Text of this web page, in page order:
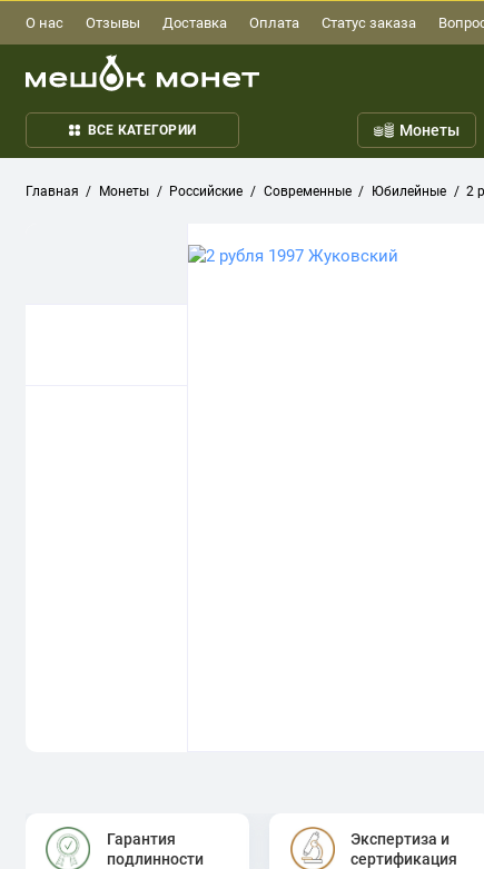
О нас Отзывы Доставка Оплата Статус заказа
ВСЕ КАТЕГОРИИ Монеты
Главная Монеты Российские Современные Юбилейные 2
Гарантия
подлинности
Экспертиза и
сертификация